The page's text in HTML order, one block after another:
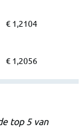
€ 1,2104
€ 1,2056
top 5 van